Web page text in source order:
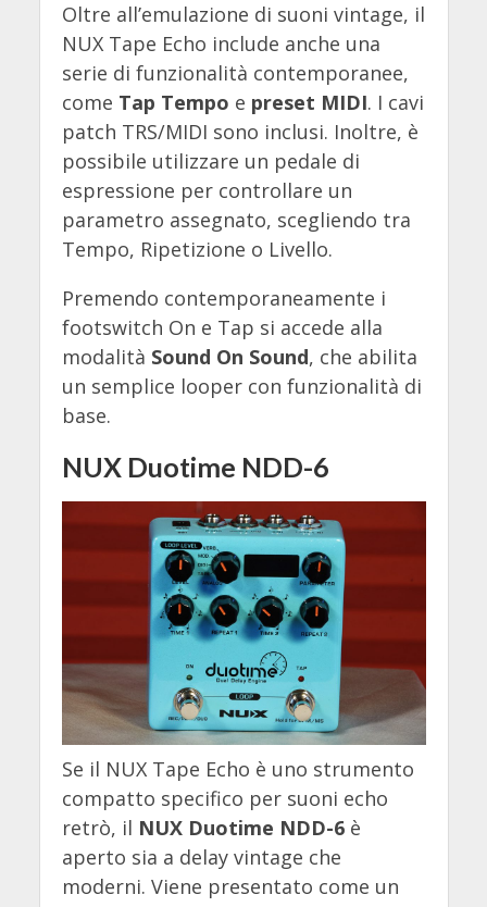
Oltre all’emulazione di suoni vintage, il
NUX Tape Echo include anche una
serie di funzionalità contemporanee,
come Tap Tempo e preset MIDI. I cavi
patch TRS/MIDI sono inclusi. Inoltre, è
possibile utilizzare un pedale di
espressione per controllare un
parametro assegnato, scegliendo tra
Tempo, Ripetizione o Livello.
Premendo contemporaneamente i
footswitch On e Tap si accede alla
modalità Sound On Sound, che abilita
un semplice looper con funzionalità di
base.
NUX Duotime NDD-6
Se il NUX Tape Echo è uno strumento
compatto specifico per suoni echo
retrò, il NUX Duotime NDD-6è
aperto sia a delay vintage che
moderni. Viene presentato come un